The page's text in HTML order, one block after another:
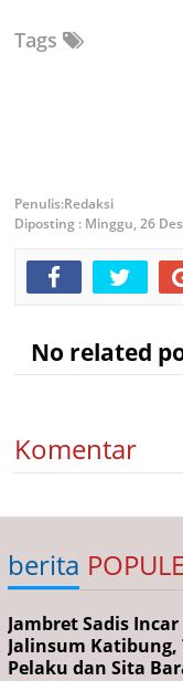
Tags
Redaksi
Diposting : Minggu, 26
No related
Komentar
berita
Jambret Sadis
Jalinsum Katibung,
Pelaku dan Sita